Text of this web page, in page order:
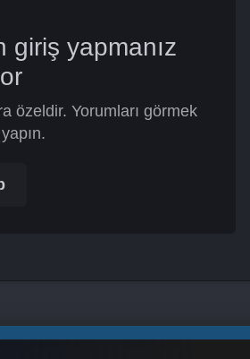
giriş yapmanız
özeldir. Yorumları görmek